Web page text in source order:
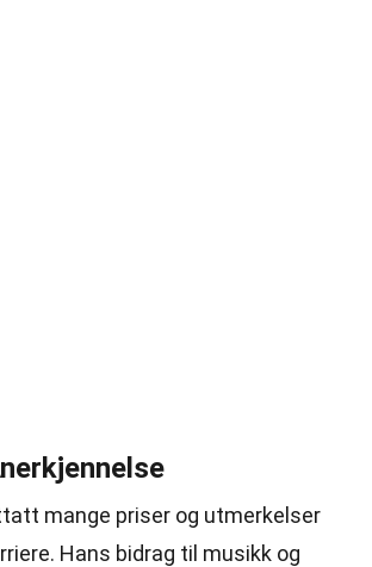
mange priser og utmerkelser
Hans bidrag til musikk og